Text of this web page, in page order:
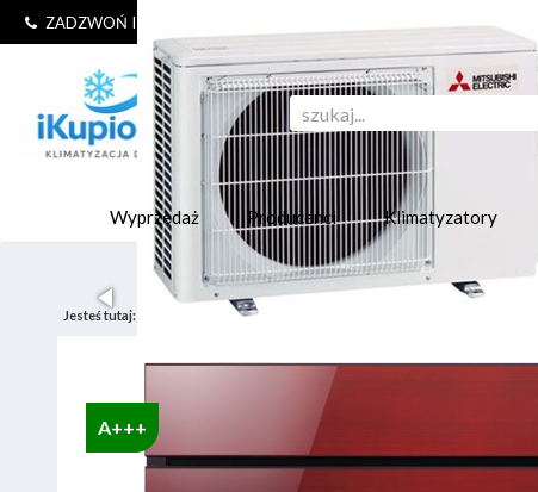
ZADZWOŃ I ZAMÓW!
Wyprzedaż Producenci Klimatyzatory
Jesteś tutaj: Klimatyzatory ścienne split
A+++